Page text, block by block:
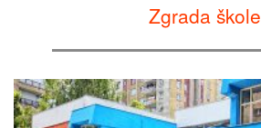
Zgrada škole